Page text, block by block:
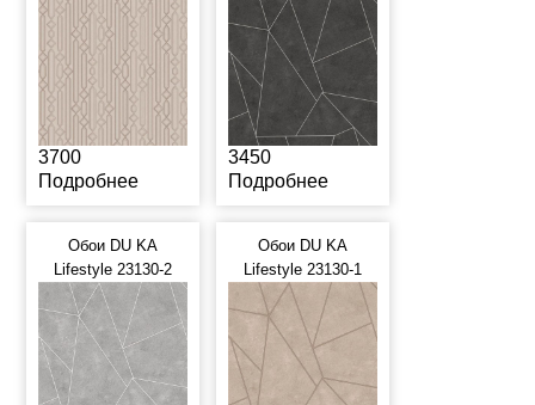
3700
Подробнее
3450
Подробнее
Обои DU KA
Lifestyle 23130-2
Обои DU KA
Lifestyle 23130-1